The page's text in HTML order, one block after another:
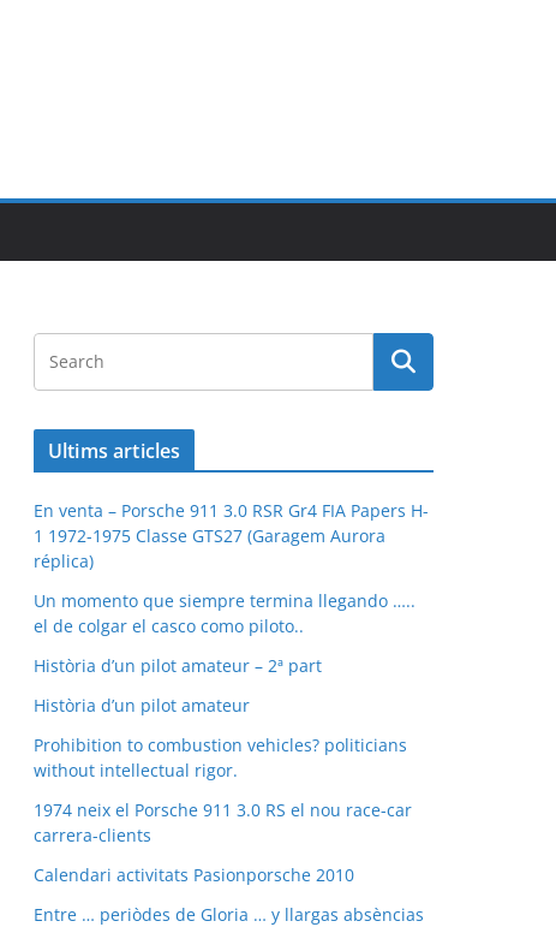
Ultims articles
En venta – Porsche 911 3.0 RSR Gr4 FIA Papers H-
1 1972-1975 Classe GTS27 (Garagem Aurora
réplica)
Un momento que siempre termina llegando …..
el de colgar el casco como piloto..
Història d’un pilot amateur – 2ª part
Història d’un pilot amateur
Prohibition to combustion vehicles? politicians
without intellectual rigor.
1974 neix el Porsche 911 3.0 RS el nou race-car
carrera-clients
Calendari activitats Pasionporsche 2010
Entre … periòdes de Gloria … y llargas absèncias